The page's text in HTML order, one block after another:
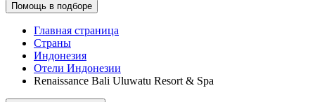
Помощь в подборе
Главная страница
Страны
Индонезия
Отели Индонезии
Renaissance Bali Uluwatu Resort & Spa